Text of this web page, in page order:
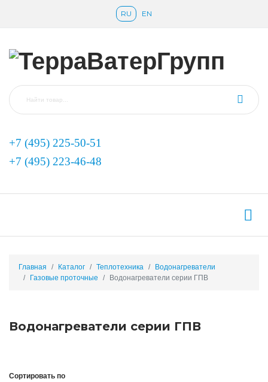
RU EN
+7 (495) 225-50-51
+7 (495) 223-46-48
Главная Каталог Теплотехника
Водонагреватели
Газовые проточные
Водонагреватели серии ГПВ
Водонагреватели серии ГПВ
Сортировать по